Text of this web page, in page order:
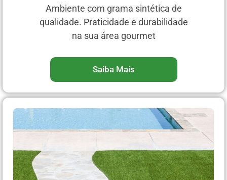
Ambiente com grama sintética de
qualidade. Praticidade e durabilidade
na sua área gourmet
Saiba Mais